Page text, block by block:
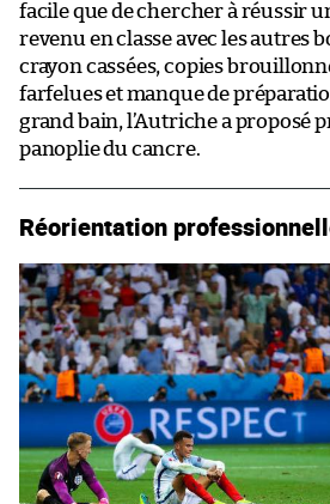
facile que de chercher à réussir
revenu en classe avec les autres
crayon cassées, copies
farfelues et manque de
grand bain, l’Autriche a proposé
panoplie du cancre.
Réorientation